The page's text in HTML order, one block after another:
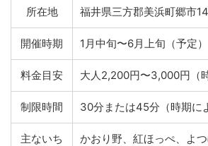
所在地 福井県三方郡美浜町郷市
開催時期 1月中旬〜6月上旬（予定）
料金目安 大人2,200円〜3,000円（
制限時間 30分または45分（時期に
主ないち
かおり野、紅ほっぺ、よ